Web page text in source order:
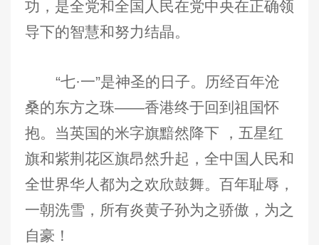
功，是全党和全国人民在党中央在正确领
导下的智慧和努力结晶。
“七·一”是神圣的日子。历经百年沧
桑的东方之珠——香港终于回到祖国怀
抱。当英国的米字旗黯然降下 ，五星红
旗和紫荆花区旗昂然升起，全中国人民和
全世界华人都为之欢欣鼓舞。百年耻辱，
一朝洗雪，所有炎黄子孙为之骄傲，为之
自豪！